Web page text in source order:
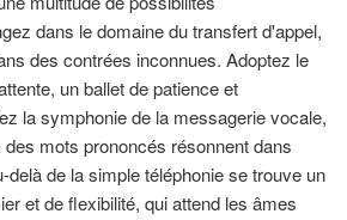
dans le domaine du transfert d'appel,
des contrées inconnues. Adoptez le
un ballet de patience et
la symphonie de la messagerie vocale,
mots prononcés résonnent dans
delà de la simple téléphonie se trouve un
et de flexibilité, qui attend les âmes